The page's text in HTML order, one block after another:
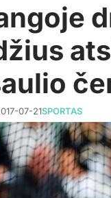
07-21SPORTAS